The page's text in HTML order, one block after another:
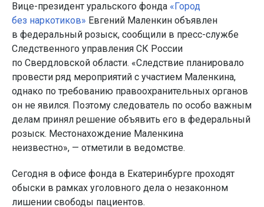
Вице-президент уральского фонда «Город
без наркотиков» Евгений Маленкин объявлен
в федеральный розыск, сообщили в пресс-службе
Следственного управления СК России
по Свердловской области. «Следствие планировало
провести ряд мероприятий с участием Маленкина,
однако по требованию правоохранительных органов
он не явился. Поэтому следователь по особо важным
делам принял решение объявить его в федеральный
розыск. Местонахождение Маленкина
неизвестно», — отметили в ведомстве.
Сегодня в офисе фонда в Екатеринбурге проходят
обыски в рамках уголовного дела о незаконном
лишении свободы пациентов.